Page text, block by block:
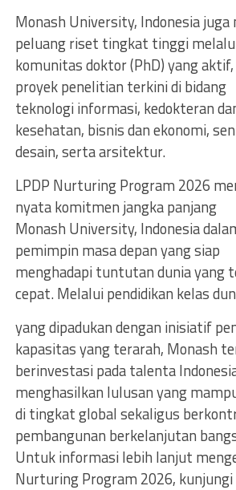
Monash University, Indonesia juga
peluang riset tingkat tinggi
komunitas doktor (PhD) yang
proyek penelitian terkini di bidang
teknologi informasi, kedokteran
kesehatan, bisnis dan ekonomi,
desain, serta arsitektur.
LPDP Nurturing Program 2026
nyata komitmen jangka panjang
Monash University, Indonesia
pemimpin masa depan yang siap
menghadapi tuntutan dunia yang
cepat. Melalui pendidikan kelas
yang dipadukan dengan inisiatif
kapasitas yang terarah, Monash
berinvestasi pada talenta
menghasilkan lulusan yang
di tingkat global sekaligus
pembangunan berkelanjutan
Untuk informasi lebih lanjut
Nurturing Program 2026, kunjungi